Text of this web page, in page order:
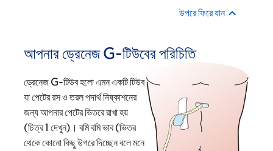
উপরে ফিরে যান
আপনার ড্রেনেজ G-টিউবের পরিচিতি
ড্রেনেজ G-টিউব হলো এমন একটি টিউব
যা পেটের রস ও তরল পদার্থ নিষ্কাশনের
জন্য আপনার পেটের ভিতরে রাখা হয়
(চিত্র 1 দেখুন)। বমি বমি ভাব (ভিতর
থেকে কোনো কিছু উগরে দিচ্ছেন বলে মনে